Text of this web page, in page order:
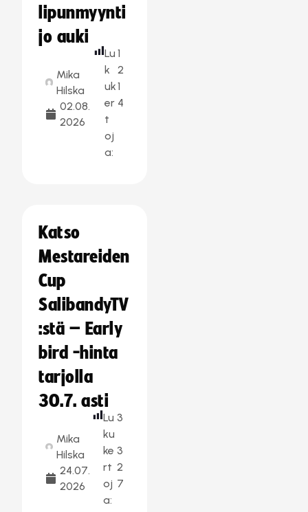
lipunmyynti
jo auki
Mika
Hilska
02.08.
2026
Lu
k
uk
er
t
oj
a:
1
2
1
4
Katso
Mestareiden
Cup
SalibandyTV
:stä – Early
bird -hinta
tarjolla
30.7. asti
Mika
Hilska
24.07.
2026
Lu
ku
ke
rt
oj
a:
3
3
2
7